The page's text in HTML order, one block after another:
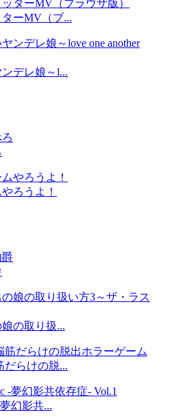
ーMV（ブ...
デレ娘～l...
ろうよ！
の取り扱...
だらけの脱...
幻影共...